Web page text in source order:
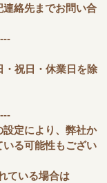
絡先までお問い合
・祝日・休業日を除
定により、弊社か
る可能性もござい
ている場合は